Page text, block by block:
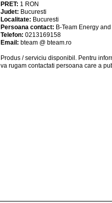
PRET: 1 RON
Judet: Bucuresti
Localitate: Bucuresti
Persoana contact: B-Team Energy
Telefon: 0213169158
Email: bteam @ bteam.ro
Produs / serviciu disponibil . Pentru
va rugam contactati persoana care a